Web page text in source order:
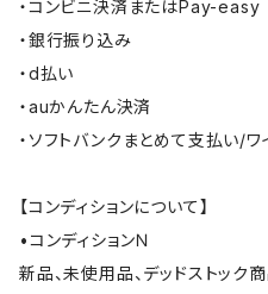
・コンビニ決済またはPay-easy
・銀行振り込み
・d払い
・auかんたん決済
・ソフトバンクまとめて支払い/
【コンディションについて】
•コンディションＮ
新品、未使用品、デッドストック商